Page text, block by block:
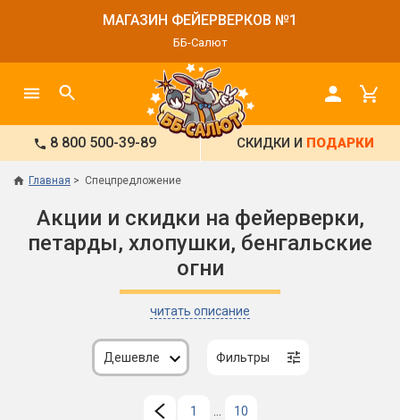
МАГАЗИН ФЕЙЕРВЕРКОВ №1
ББ-Салют
8 800 500-39-89 СКИДКИ И ПОДАРКИ
Главная Спецпредложение
Акции и скидки на фейерверки,
петарды, хлопушки, бенгальские
огни
читать описание
Дешевле Фильтры
1 10